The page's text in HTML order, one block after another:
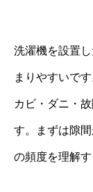
洗濯機を設置
まりやすいで
カビ・ダニ・
す。まずは隙
の頻度を理解す